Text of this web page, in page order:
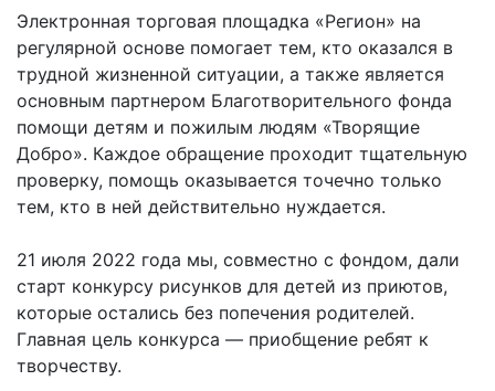
Электронная торговая площадка «Регион» на
регулярной основе помогает тем, кто оказался в
трудной жизненной ситуации, а также является
основным партнером Благотворительного фонда
помощи детям и пожилым людям «Творящие
Добро». Каждое обращение проходит тщательную
проверку, помощь оказывается точечно только
тем, кто в ней действительно нуждается.
21 июля 2022 года мы, совместно с фондом, дали
старт конкурсу рисунков для детей из приютов,
которые остались без попечения родителей.
Главная цель конкурса — приобщение ребят к
творчеству.